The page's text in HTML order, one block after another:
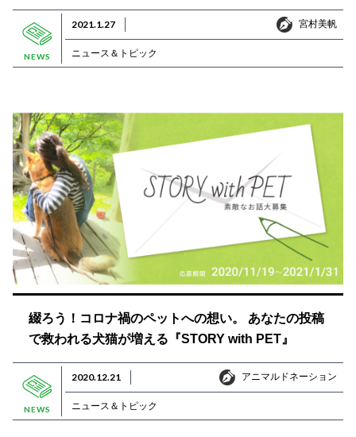
NEWS
2021.1.27 宮村美帆
宮村美帆
ニュース＆トピック
綴ろう！コロナ禍のペットへの想い。 あなたの投稿
で救われる犬猫が増える『STORY with PET』
NEWS
2020.12.21 アニマルドネーション
アニマルドネーション
ニュース＆トピック